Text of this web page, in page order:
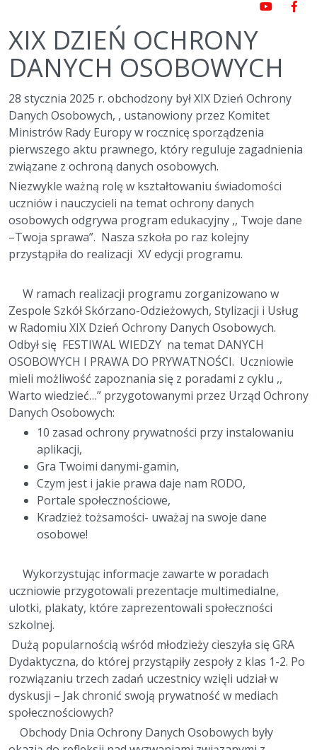
XIX DZIEŃ OCHRONY
DANYCH OSOBOWYCH
28 stycznia 2025 r. obchodzony był XIX Dzień Ochrony
Danych Osobowych, , ustanowiony przez Komitet
Ministrów Rady Europy w rocznicę sporządzenia
pierwszego aktu prawnego, który reguluje zagadnienia
związane z ochroną danych osobowych.
Niezwykle ważną rolę w kształtowaniu świadomości
uczniów i nauczycieli na temat ochrony danych
osobowych odgrywa program edukacyjny ,, Twoje dane
–Twoja sprawa”. Nasza szkoła po raz kolejny
przystąpiła do realizacji XV edycji programu.
W ramach realizacji programu zorganizowano w
Zespole Szkół Skórzano-Odzieżowych, Stylizacji i Usług
w Radomiu XIX Dzień Ochrony Danych Osobowych.
Odbył się FESTIWAL WIEDZY na temat DANYCH
OSOBOWYCH I PRAWA DO PRYWATNOŚCI. Uczniowie
mieli możliwość zapoznania się z poradami z cyklu ,,
Warto wiedzieć…” przygotowanymi przez Urząd Ochrony
Danych Osobowych:
10 zasad ochrony prywatności przy instalowaniu
aplikacji,
Gra Twoimi danymi-gamin,
Czym jest i jakie prawa daje nam RODO,
Portale społecznościowe,
Kradzież tożsamości- uważaj na swoje dane
osobowe!
Wykorzystując informacje zawarte w poradach
uczniowie przygotowali prezentacje multimedialne,
ulotki, plakaty, które zaprezentowali społeczności
szkolnej.
Dużą popularnością wśród młodzieży cieszyła się GRA
Dydaktyczna, do której przystąpiły zespoły z klas 1-2. Po
rozwiązaniu trzech zadań uczestnicy wzięli udział w
dyskusji – Jak chronić swoją prywatność w mediach
społecznościowych?
Obchody Dnia Ochrony Danych Osobowych były